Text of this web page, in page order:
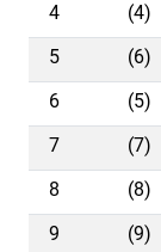
4
(4)
5
(6)
6
(5)
7
(7)
8
(8)
9
(9)